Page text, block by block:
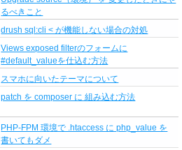
るべきこと
drush sql:cli < が機能しない場合の対処
Views exposed filterのフォームに
#default_valueを仕込む方法
スマホに向いたテーマについて
patch を composer に 組み込む方法
PHP-FPM 環境で .htaccess に php_value を
書いてもダメ